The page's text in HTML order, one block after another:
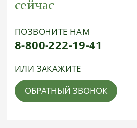
сейчас
ПОЗВОНИТЕ НАМ
8-800-222-19-41
ИЛИ ЗАКАЖИТЕ
ОБРАТНЫЙ ЗВОНОК